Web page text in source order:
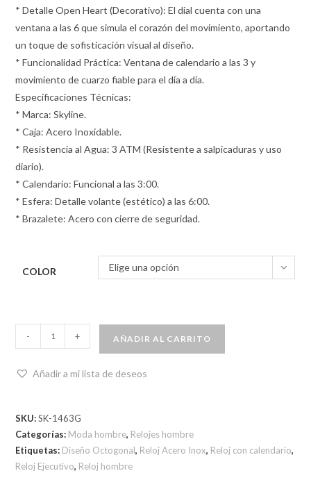
* Detalle Open Heart (Decorativo): El dial cuenta con una
ventana a las 6 que simula el corazón del movimiento, aportando
un toque de sofisticación visual al diseño.
* Funcionalidad Práctica: Ventana de calendario a las 3 y
movimiento de cuarzo fiable para el día a día.
Especificaciones Técnicas:
* Marca: Skyline.
* Caja: Acero Inoxidable.
* Resistencia al Agua: 3 ATM (Resistente a salpicaduras y uso
diario).
* Calendario: Funcional a las 3:00.
* Esfera: Detalle volante (estético) a las 6:00.
* Brazalete: Acero con cierre de seguridad.
COLOR Elige una opción
- + AÑADIR AL CARRITO
Añadir a mi lista de deseos
SKU:SK-1463G
Categorías: Moda hombre, Relojes hombre
Etiquetas: Diseño Octogonal, Reloj Acero Inox, Reloj con calendario,
Reloj Ejecutivo, Reloj hombre